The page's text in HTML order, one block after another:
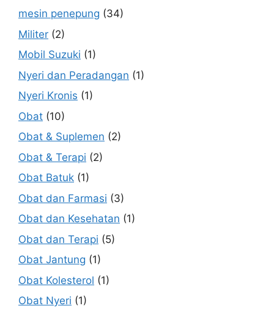
mesin penepung (34)
Militer (2)
Mobil Suzuki (1)
Nyeri dan Peradangan (1)
Nyeri Kronis (1)
Obat (10)
Obat & Suplemen (2)
Obat & Terapi (2)
Obat Batuk (1)
Obat dan Farmasi (3)
Obat dan Kesehatan (1)
Obat dan Terapi (5)
Obat Jantung (1)
Obat Kolesterol (1)
Obat Nyeri (1)